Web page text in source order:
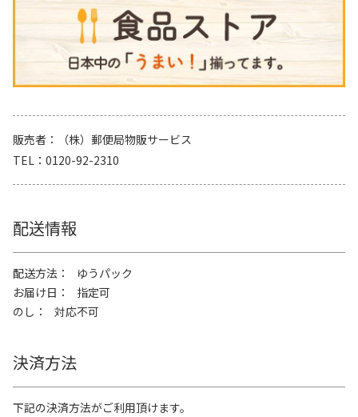
販売者
（株）郵便局物販サービス
TEL
0120-92-2310
配送情報
配送方法
ゆうパック
お届け日
指定可
のし
対応不可
決済方法
下記の決済方法がご利用頂けます。